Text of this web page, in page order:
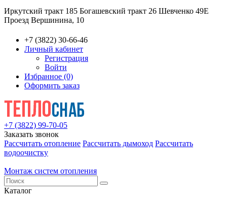
Иркутский тракт 185 Богашевский тракт 26 Шевченко 49Е
Проезд Вершинина, 10
+7 (3822) 30-66-46
Личный кабинет
Регистрация
Войти
Избранное (0)
Оформить заказ
+7 (3822) 99-70-05
Заказать звонок
Рассчитать отопление Рассчитать дымоход Рассчитать
водоочистку
Монтаж систем отопления
Каталог